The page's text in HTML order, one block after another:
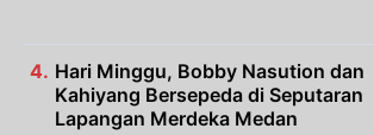
Hari Minggu, Bobby Nasution dan
Kahiyang Bersepeda di Seputaran
Lapangan Merdeka Medan